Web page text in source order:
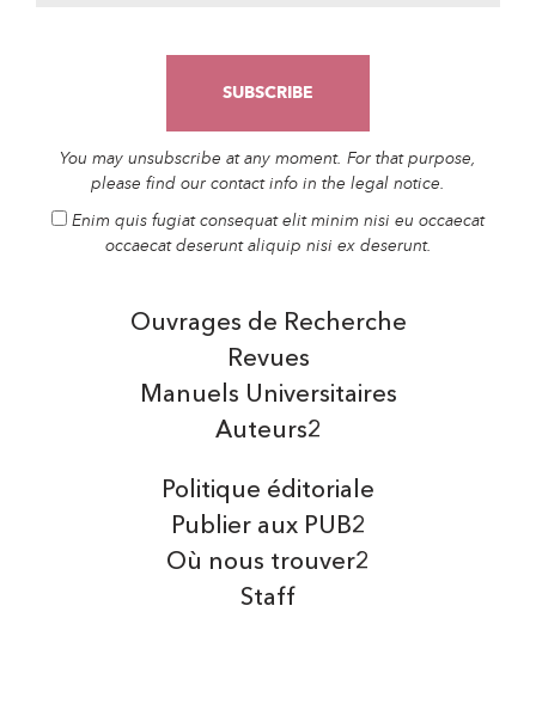
You may unsubscribe at any moment. For that purpose,
please find our contact info in the legal notice.
Enim quis fugiat consequat elit minim nisi eu occaecat
occaecat deserunt aliquip nisi ex deserunt.
Auteurs2
Manuels Universitaires
Ouvrages de Recherche
Revues
Politique éditoriale
Publier aux PUB2
Où nous trouver2
Staff